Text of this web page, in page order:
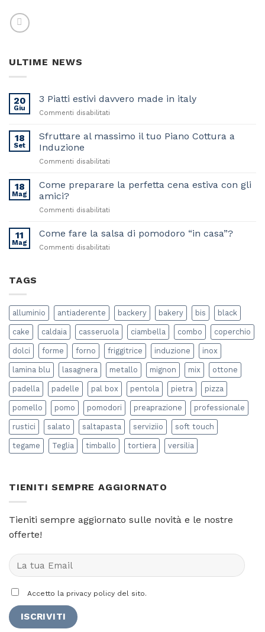
ULTIME NEWS
20
Giu
3 Piatti estivi davvero made in italy
Commenti disabilitati
Piatti
italy
18
Set
Sfruttare al massimo il tuo Piano Cottura a
Induzione
Commenti disabilitati
massimo
Cottura
18
Mag
Come preparare la perfetta cena estiva con gli
amici?
Commenti disabilitati
preparare
11
Mag
Come fare la salsa di pomodoro “in casa”?
Commenti disabilitati
pomodoro
casa”?
TAGS
alluminio antiaderente backery bakery bis black
cake caldaia casseruola ciambella combo coperchio
dolci forme forno friggitrice induzione inox
lamina blu lasagnera metallo mignon mix ottone
padella padelle pal box pentola pietra pizza
pomello pomo pomodori preaprazione professionale
rustici salato saltapasta serviziio soft touch
tegame Teglia timballo tortiera versilia
TIENITI SEMPRE AGGIORNATO
Tieniti sempre aggiornato sulle novità e le nostre
offerte!
Accetto la privacy policy del sito.